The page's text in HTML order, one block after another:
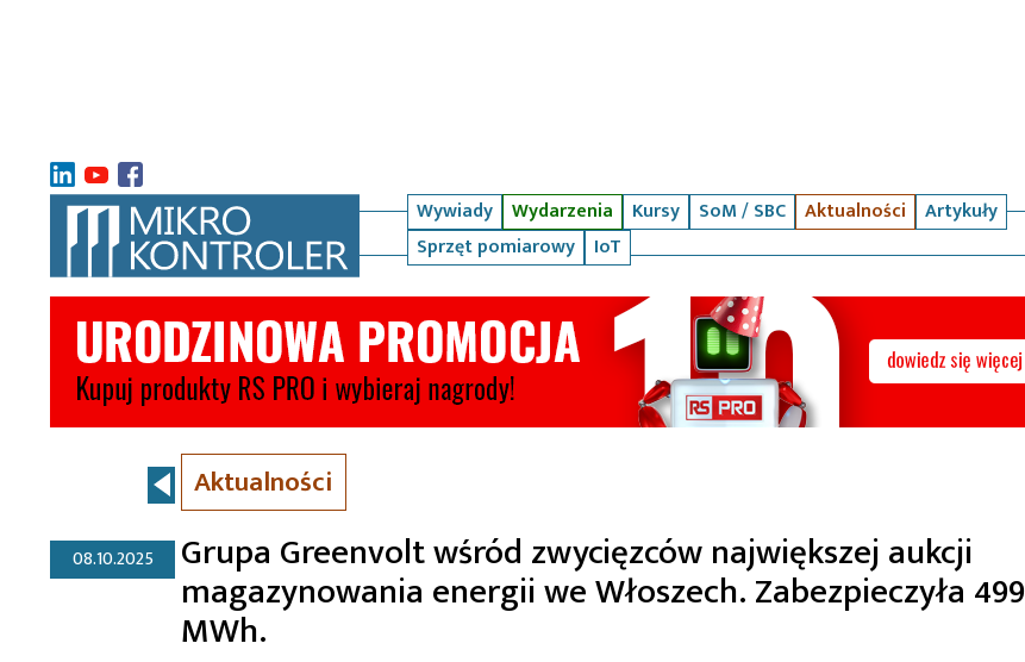
Wywiady Wydarzenia Kursy SoM / SBC Aktualności
Artykuły
Sprzęt pomiarowy
IoT
Aktualności
08.10.2025 Grupa Greenvolt wśród zwycięzców największej aukcji
magazynowania energii we Włoszech. Zabezpieczyła 499
MWh.